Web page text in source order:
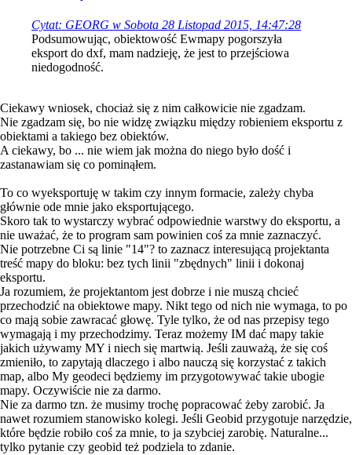
Cytat: GEORG w Sobota 28 Listopad 2015, 14:47:28
Podsumowując, obiektowość Ewmapy pogorszyła
eksport do dxf, mam nadzieję, że jest to przejściowa
niedogodność.
Ciekawy wniosek, chociaż się z nim całkowicie nie zgadzam.
Nie zgadzam się, bo nie widzę związku między robieniem eksportu z
obiektami a takiego bez obiektów.
A ciekawy, bo ... nie wiem jak można do niego było dość i
zastanawiam się co pominąłem.
To co wyeksportuję w takim czy innym formacie, zależy chyba
głównie ode mnie jako eksportującego.
Skoro tak to wystarczy wybrać odpowiednie warstwy do eksportu, a
nie uważać, że to program sam powinien coś za mnie zaznaczyć.
Nie potrzebne Ci są linie "14"? to zaznacz interesującą projektanta
treść mapy do bloku: bez tych linii "zbędnych" linii i dokonaj
eksportu.
Ja rozumiem, że projektantom jest dobrze i nie muszą chcieć
przechodzić na obiektowe mapy. Nikt tego od nich nie wymaga, to po
co mają sobie zawracać głowę. Tyle tylko, że od nas przepisy tego
wymagają i my przechodzimy. Teraz możemy IM dać mapy takie
jakich używamy MY i niech się martwią. Jeśli zauważą, że się coś
zmieniło, to zapytają dlaczego i albo nauczą się korzystać z takich
map, albo My geodeci będziemy im przygotowywać takie ubogie
mapy. Oczywiście nie za darmo.
Nie za darmo tzn. że musimy trochę popracować żeby zarobić. Ja
nawet rozumiem stanowisko kolegi. Jeśli Geobid przygotuje narzędzie,
które będzie robiło coś za mnie, to ja szybciej zarobię. Naturalne...
tylko pytanie czy geobid też podziela to zdanie.